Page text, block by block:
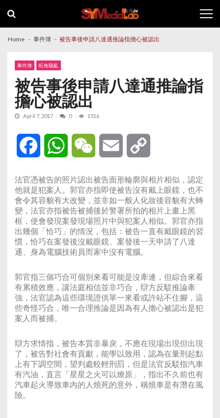
navigation
content
Home 事件簿 被告事後申請八達通推論指擔心被認出
事件簿 旺角騷亂
被告事後申請八達通推論指
擔心被認出
April 7, 2017 0 1516
Facebook WhatsAppWeChat Email
法官憑被告的照片認出被告面形輪廓與相片相似，認定
他就是犯案人。郭官亦指即使被告沒有戴上眼鏡，也不
會令其容貌有大改變，並非如一般人化妝後容貌有大轉
變，法官亦指被告被捕後於警署所拍的相片上畫上黑
框，使會發現案發現場照片中與犯案人相似。郭官亦指
出幾個「恰巧」的情況，包括：被告一直有戴眼鏡的習
慣，恰巧在案發後沒戴眼鏡、案發後一天申請了八達
通、身為電腦技術員而家中沒有電腦。
郭官指三個巧合可個別來看可能是沒牽連，但綜合來看
有累積效應，讓法庭相信並非巧合，辯方反駁推論牽
強，法官認為這些環境證供單一來看或許站不住腳，這
些奇怪巧合，唯一合理推論是因為有人擔心被認出是犯
案人而被捕。
辯方求情指，被告本質非暴戾，不應在現場出現但出現
了，被告對社會有貢獻，能學以致用，認為在量刑起點
上有下調空間，望判處較輕刑罰，但是法官反駁指汽車
有汽油，直言「星星之火可以燎原」，指出不久前也有
汽車起火導致車內的人燒死的意外，稱燒車是有潛在風
險。